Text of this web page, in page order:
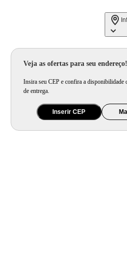
Veja as ofertas para seu endereço!
Insira seu CEP e confira a disponibilidade
de entrega.
Inserir CEP